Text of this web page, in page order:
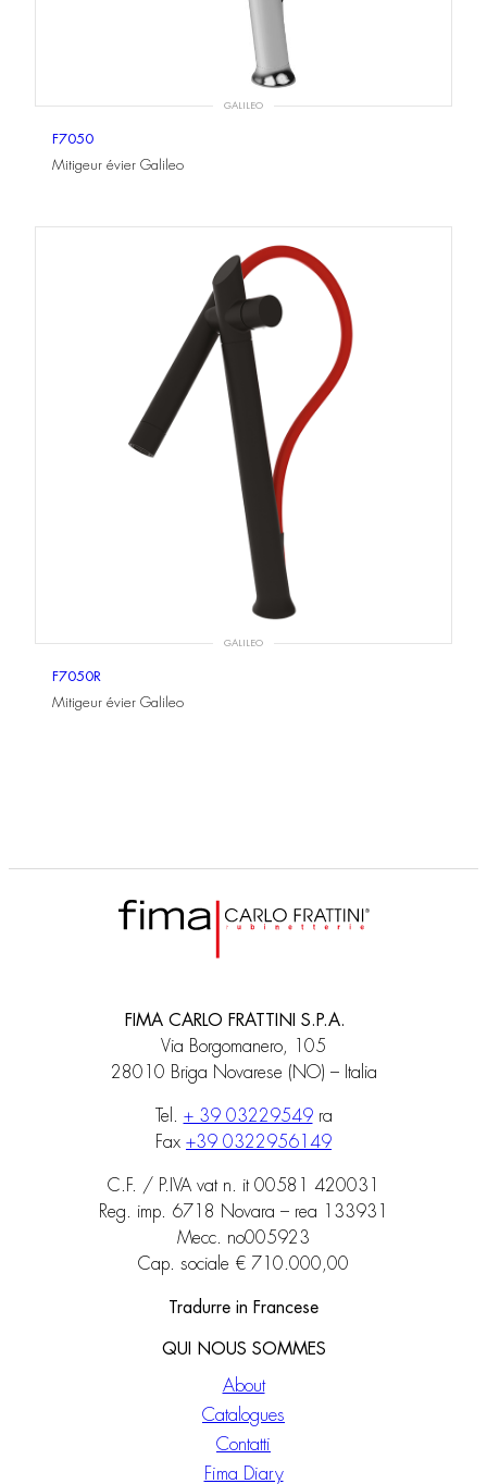
GALILEO
F7050
Mitigeur évier Galileo
GALILEO
F7050R
Mitigeur évier Galileo
FIMA CARLO FRATTINI S.P.A.
Via Borgomanero, 105
28010 Briga Novarese (NO) – Italia
Tel. + 39 03229549ra
Fax +39 0322956149
C.F. / P.IVA vat n. it 00581 420031
Reg. imp. 6718 Novara – rea 133931
Mecc. no005923
Cap. sociale € 710.000,00
Tradurre in Francese
QUI NOUS SOMMES
About
Catalogues
Contatti
Fima Diary